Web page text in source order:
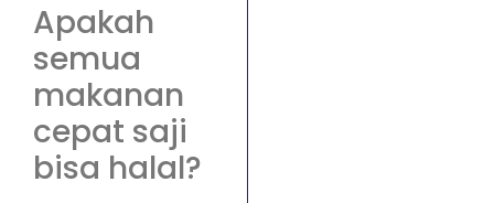
Apakah
semua
makanan
cepat saji
bisa halal?